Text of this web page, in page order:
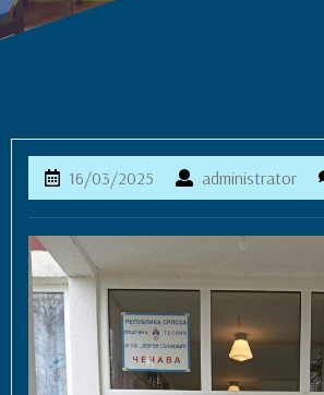
16/03/2025 16/03/2025administrator